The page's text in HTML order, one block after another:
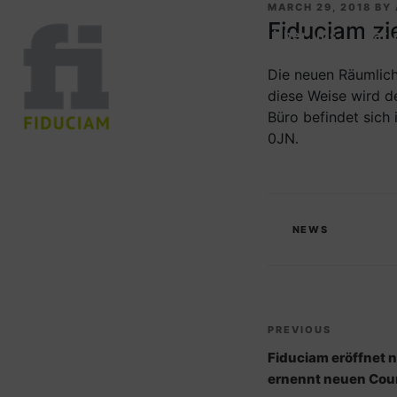
Über uns
MARCH 29, 2018 BY
Fiduciam
Die neuen
diese Weise wird
Büro befindet sich
0JN.
NEWS
PREVIOUS
Fiduciam eröffnet
ernennt neuen